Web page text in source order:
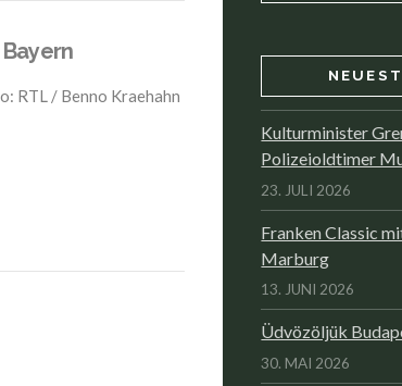
RTL / Benno Kraehahn
Kulturminister
Polizeioldtimer
23. JULI 2026
Franken Classic
Marburg
13. JUNI 2026
Üdvözöljük
30. MAI 2026